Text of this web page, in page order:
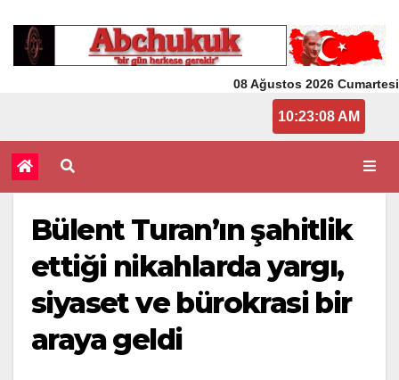
08 Ağustos 2026 Cumartesi
10:23:09 AM
Bülent Turan’ın şahitlik
ettiği nikahlarda yargı,
siyaset ve bürokrasi bir
araya geldi